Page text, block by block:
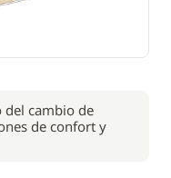
del cambio de
de confort y